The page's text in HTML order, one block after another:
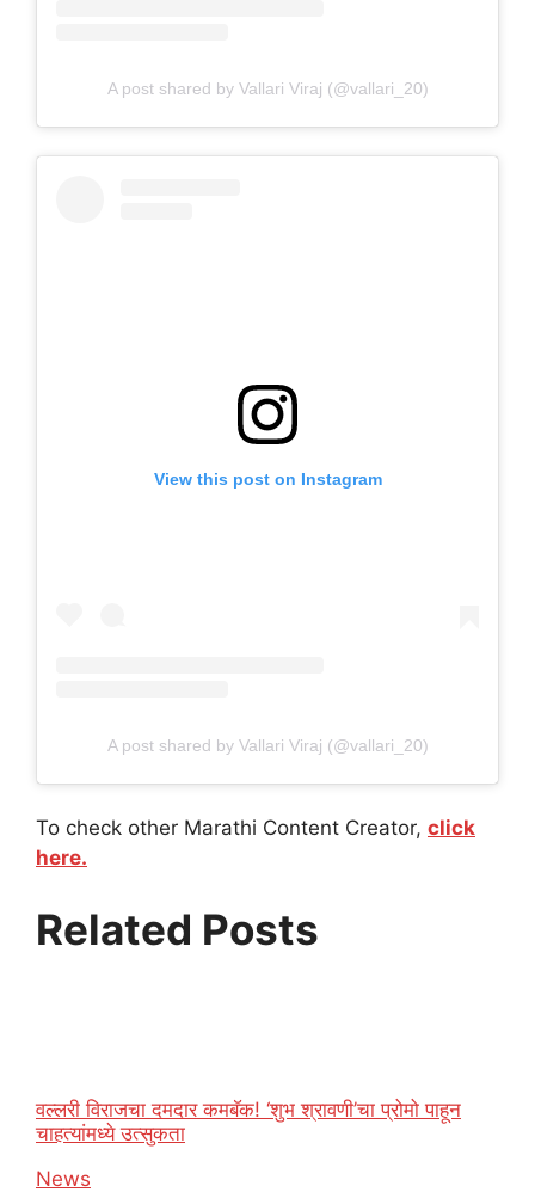
A post shared by Vallari Viraj (@vallari_20)
View this post on Instagram
A post shared by Vallari Viraj (@vallari_20)
To check other Marathi Content Creator, click
here.
Related Posts
वल्लरी विराजचा दमदार कमबॅक! ‘शुभ श्रावणी’चा प्रोमो पाहून
चाहत्यांमध्ये उत्सुकता
In relation to
News